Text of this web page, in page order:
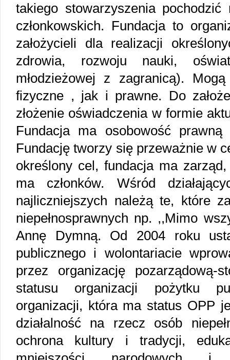
takiego stowarzyszenia pochodzić
członkowskich. Fundacja to
założycieli dla realizacji
zdrowia, rozwoju nauki,
młodzieżowej z zagranicą).
fizyczne , jak i prawne. Do
złożenie oświadczenia w formie
Fundacja ma osobowość
Fundację tworzy się przeważnie w
określony cel, fundacja ma
ma członków. Wśród
najliczniejszych należą te, które
niepełnosprawnych np. ,,Mimo
Annę Dymną. Od 2004 roku
publicznego i wolontariacie
przez organizację pozarządową-
statusu organizacji pożytku
organizacji, która ma status OPP
działalność na rzecz osób
ochrona kultury i tradycji,